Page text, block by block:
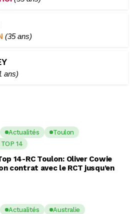
(35 ans)
ans)
Actualités
Toulon
14
14-RC Toulon: Oliver Cowie
contrat avec le RCT jusqu’en
Actualités
Australie